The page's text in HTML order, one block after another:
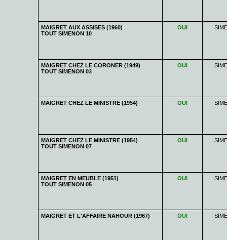
MAIGRET AUX ASSISES (1960)
TOUT SIMENON 10
OUI
MAIGRET CHEZ LE CORONER (1949)
TOUT SIMENON 03
OUI
MAIGRET CHEZ LE MINISTRE (1954) OUI
MAIGRET CHEZ LE MINISTRE (1954)
TOUT SIMENON 07
OUI
MAIGRET EN MEUBLE (1951)
TOUT SIMENON 05
OUI
MAIGRET ET L'AFFAIRE NAHOUR (1967) OUI